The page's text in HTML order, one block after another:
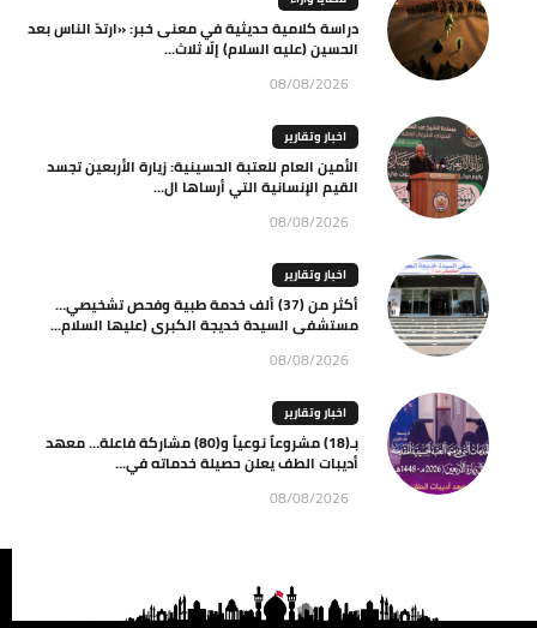
دراسة كلامية حديثية في معنى خبر: «ارتدّ الناس بعد
الحسين (عليه السلام) إلّا ثلاث...
08/08/2026
اخبار وتقارير
الأمين العام للعتبة الحسينية: زيارة الأربعين تجسد
القيم الإنسانية التي أرساها ال...
08/08/2026
اخبار وتقارير
أكثر من (37) ألف خدمة طبية وفحص تشخيصي…
مستشفى السيدة خديجة الكبرى (عليها السلام...
08/08/2026
اخبار وتقارير
بـ(18) مشروعاً نوعياً و(80) مشاركة فاعلة… معهد
أديبات الطف يعلن حصيلة خدماته في...
08/08/2026